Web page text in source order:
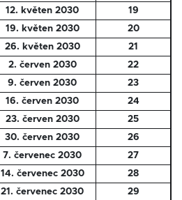
12. květen 2030
19
19. květen 2030
20
26. květen 2030
21
2. červen 2030
22
9. červen 2030
23
16. červen 2030
24
23. červen 2030
25
30. červen 2030
26
7. červenec 2030
27
14. červenec 2030
28
21. červenec 2030
29